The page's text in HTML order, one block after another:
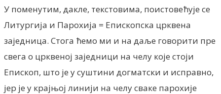
У поменутим, дакле, текстовима, поистовећује се
Литургија и Парохија = Епископска црквена
заједница. Стога ћемо ми и на даље говорити пре
свега о црквеној заједници на челу које стоји
Епископ, што je у суштини догматски и исправно,
jep je у крајњој линији на челу сваке парохије